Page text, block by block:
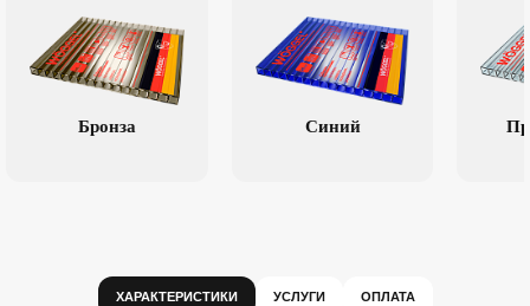
Бронза Синий
ХАРАКТЕРИСТИКИ УСЛУГИ ОПЛАТА